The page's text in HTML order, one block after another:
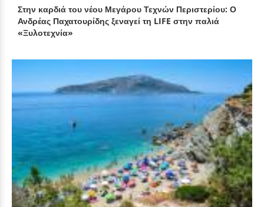
Στην καρδιά του νέου Μεγάρου Τεχνών Περιστερίου: Ο
Ανδρέας Παχατουρίδης ξεναγεί τη LIFE στην παλιά
«Ξυλοτεχνία»